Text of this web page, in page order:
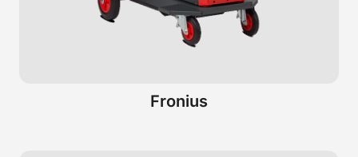
Fronius